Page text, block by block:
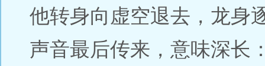
他转身向虚空退去，龙身
声音最后传来，意味深长